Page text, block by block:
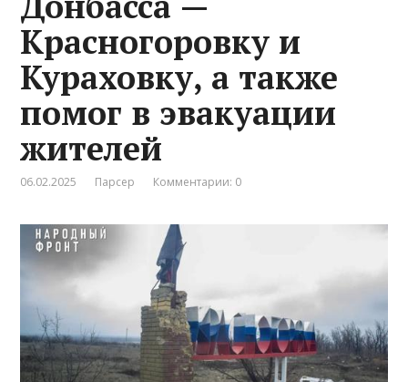
Красногоровку и
Кураховку, а также
помог в эвакуации
жителей
06.02.2025 Парсер Комментарии: 0